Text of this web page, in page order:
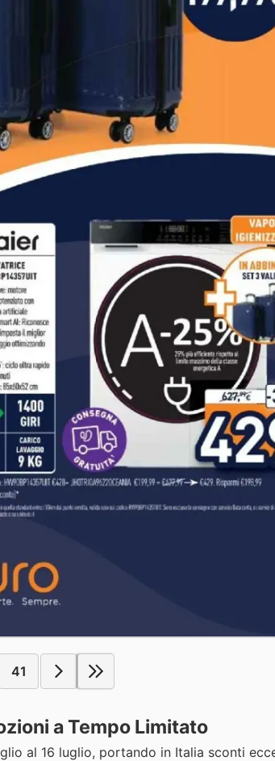
41
a Tempo Limitato
al 16 luglio, portando in Italia sconti